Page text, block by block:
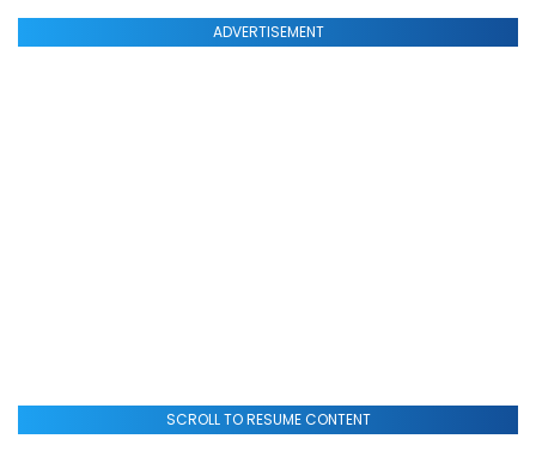
ADVERTISEMENT
SCROLL TO RESUME CONTENT